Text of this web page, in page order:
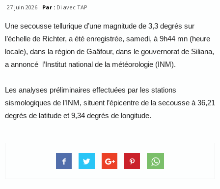
27 juin 2026 Par : Di avec TAP
Une secousse tellurique d’une magnitude de 3,3 degrés sur
l’échelle de Richter, a été enregistrée, samedi, à 9h44 mn (heure
locale), dans la région de Gaâfour, dans le gouvernorat de Siliana,
a annoncé l’Institut national de la météorologie (INM).
Les analyses préliminaires effectuées par les stations
sismologiques de l’INM, situent l’épicentre de la secousse à 36,21
degrés de latitude et 9,34 degrés de longitude.